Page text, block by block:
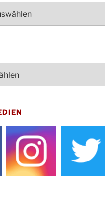
18:30 Uhr
im Ev. Gemeindehaus von 14-
des Honterus Chors im
um 19:00 Uhr
im Ev. Gemeindehaus von